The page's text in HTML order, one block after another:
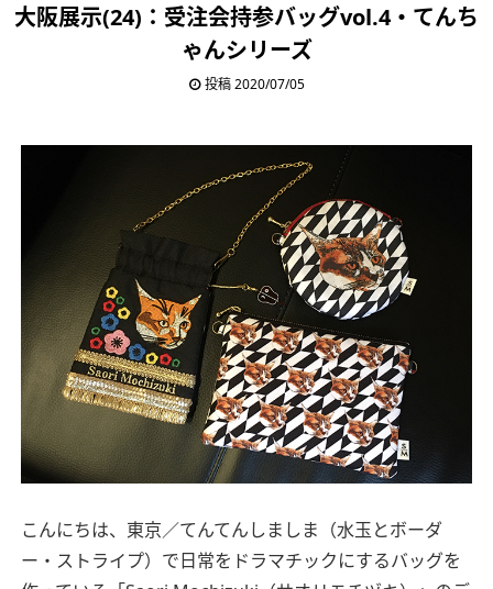
大阪展示(24)：受注会持参バッグvol.4・てんち
ゃんシリーズ
投稿 2020/07/05
こんにちは、東京／てんてんしましま（水玉とボーダ
ー・ストライプ）で日常をドラマチックにするバッグを